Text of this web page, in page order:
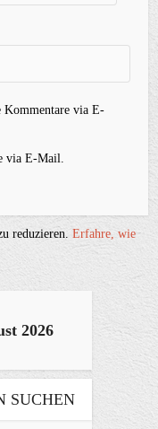
Kommentare via E-
via E-Mail.
reduzieren.Erfahre, wie
2026
SUCHEN